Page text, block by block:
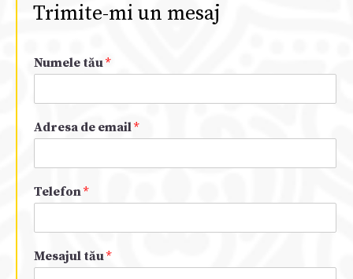
Trimite-mi un mesaj
Numele tău*
Adresa de email*
Telefon*
Mesajul tău*